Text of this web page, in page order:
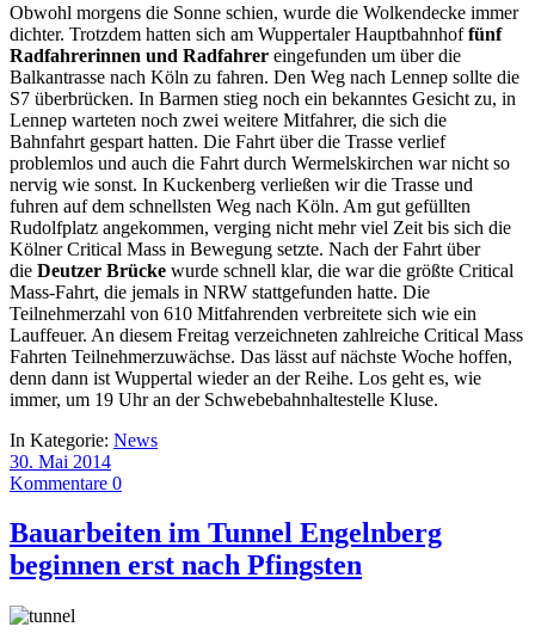
Obwohl morgens die Sonne schien, wurde die Wolkendecke immer
dichter. Trotzdem hatten sich am Wuppertaler Hauptbahnhoffünf
Radfahrerinnen und Radfahrer eingefunden um über die
Balkantrasse nach Köln zu fahren. Den Weg nach Lennep sollte die
S7 überbrücken. In Barmen stieg noch ein bekanntes Gesicht zu, in
Lennep warteten noch zwei weitere Mitfahrer, die sich die
Bahnfahrt gespart hatten. Die Fahrt über die Trasse verlief
problemlos und auch die Fahrt durch Wermelskirchen war nicht so
nervig wie sonst. In Kuckenberg verließen wir die Trasse und
fuhren auf dem schnellsten Weg nach Köln. Am gut gefüllten
Rudolfplatz angekommen, verging nicht mehr viel Zeit bis sich die
Kölner Critical Mass in Bewegung setzte. Nach der Fahrt über
die Deutzer Brücke wurde schnell klar, die war die größte Critical
Mass-Fahrt, die jemals in NRW stattgefunden hatte. Die
Teilnehmerzahl von 610 Mitfahrenden verbreitete sich wie ein
Lauffeuer. An diesem Freitag verzeichneten zahlreiche Critical Mass
Fahrten Teilnehmerzuwächse. Das lässt auf nächste Woche hoffen,
denn dann ist Wuppertal wieder an der Reihe. Los geht es, wie
immer, um 19 Uhr an der Schwebebahnhaltestelle Kluse.
In Kategorie: News
30. Mai 2014
Kommentare 0
Bauarbeiten im Tunnel Engelnberg
beginnen erst nach Pfingsten